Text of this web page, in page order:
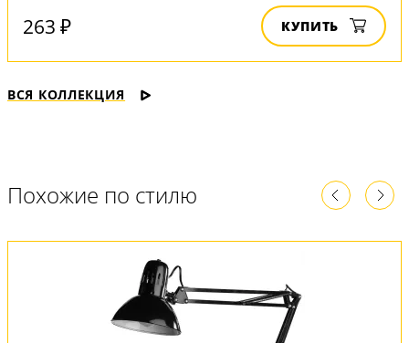
263 ₽ КУПИТЬ
ВСЯ КОЛЛЕКЦИЯ
Похожие по стилю